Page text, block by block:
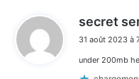
secret
31 août 2023 à
under 200mb